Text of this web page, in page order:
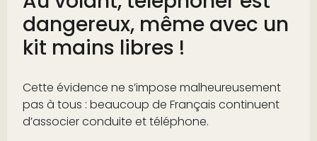
dangereux, même avec un
kit mains libres !
Cette évidence ne s’impose malheureusement
pas à tous : beaucoup de Français continuent
d’associer conduite et téléphone.